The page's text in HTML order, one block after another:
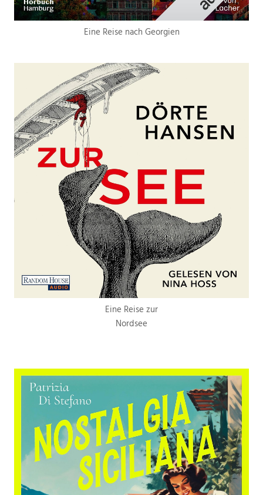
Eine Reise nach Georgien
Eine Reise zur
Nordsee